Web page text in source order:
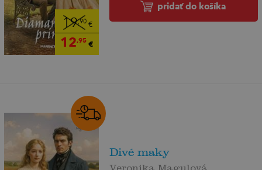
19,90€
12,95€
pridať do košíka
Divé maky
Veronika Magulová